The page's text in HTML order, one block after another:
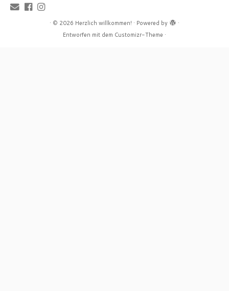
· © 2026 Herzlich willkommen! · Powered by
·
Entworfen mit dem Customizr-Theme ·